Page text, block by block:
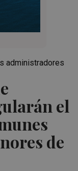
el
de
administradores